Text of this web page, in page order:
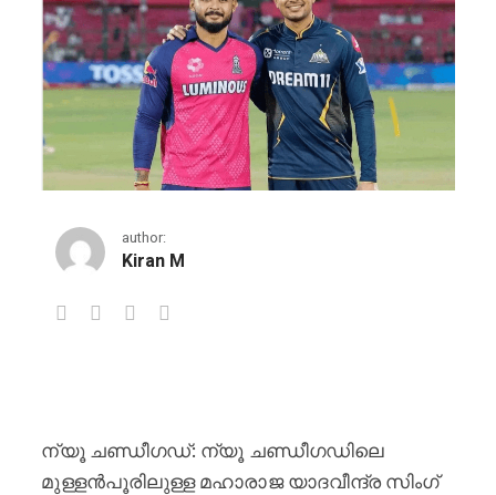
author:
Kiran M
ന്യൂ ചണ്ഡീഗഡ്: ന്യൂ ചണ്ഡീഗഡിലെ
മുള്ളൻപൂരിലുള്ള മഹാരാജ യാദവീന്ദ്ര സിംഗ്